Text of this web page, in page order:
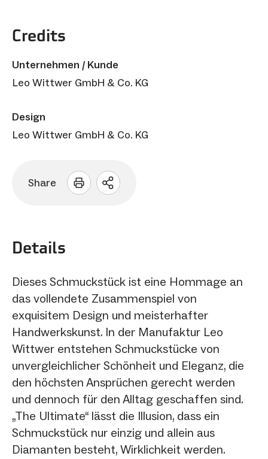
Credits
Unternehmen / Kunde
Leo Wittwer GmbH & Co. KG
Design
Leo Wittwer GmbH & Co. KG
Share
Sharing
Details
Dieses Schmuckstück ist eine Hommage an
das vollendete Zusammenspiel von
exquisitem Design und meisterhafter
Handwerkskunst. In der Manufaktur Leo
Wittwer entstehen Schmuckstücke von
unvergleichlicher Schönheit und Eleganz, die
den höchsten Ansprüchen gerecht werden
und dennoch für den Alltag geschaffen sind.
„The Ultimate“ lässt die Illusion, dass ein
Schmuckstück nur einzig und allein aus
Diamanten besteht, Wirklichkeit werden.